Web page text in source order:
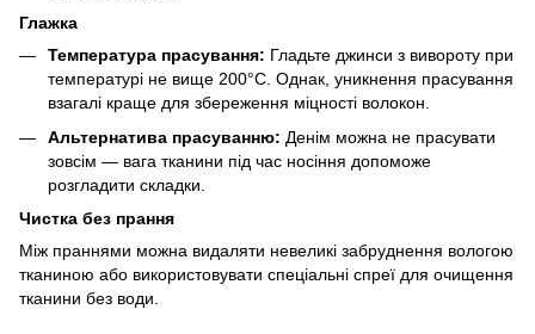
Глажка
Температура прасування: Гладьте джинси з вивороту при
температурі не вище 200°C. Однак, уникнення прасування
взагалі краще для збереження міцності волокон.
Альтернатива прасуванню: Денім можна не прасувати
зовсім — вага тканини під час носіння допоможе
розгладити складки.
Чистка без прання
Між праннями можна видаляти невеликі забруднення вологою
тканиною або використовувати спеціальні спреї для очищення
тканини без води.